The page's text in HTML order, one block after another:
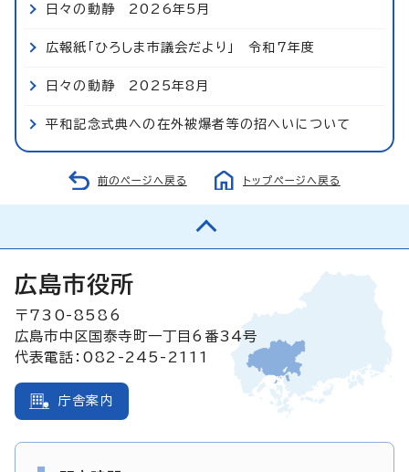
日々の動静 2026年5月
広報紙「ひろしま市議会だより」 令和7年度
日々の動静 2025年8月
平和記念式典への在外被爆者等の招へいについて
前のページへ戻る トップページへ戻る
広島市役所
〒730-8586
広島市中区国泰寺町一丁目6番34号
代表電話：082-245-2111
庁舎案内